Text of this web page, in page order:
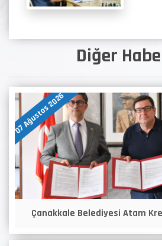
Diğer
07 Ağustos 2026
Çanakkale Belediyesi Atam